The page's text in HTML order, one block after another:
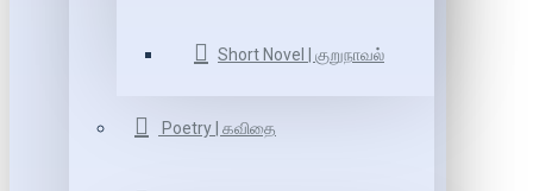
Short Novel | குறுநாவல்
Poetry | கவிதை